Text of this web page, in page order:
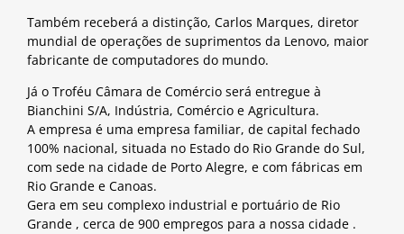
Também receberá a distinção, Carlos Marques, diretor
mundial de operações de suprimentos da Lenovo, maior
fabricante de computadores do mundo.
Já o Troféu Câmara de Comércio será entregue à
Bianchini S/A, Indústria, Comércio e Agricultura.
A empresa é uma empresa familiar, de capital fechado
100% nacional, situada no Estado do Rio Grande do Sul,
com sede na cidade de Porto Alegre, e com fábricas em
Rio Grande e Canoas.
Gera em seu complexo industrial e portuário de Rio
Grande , cerca de 900 empregos para a nossa cidade .